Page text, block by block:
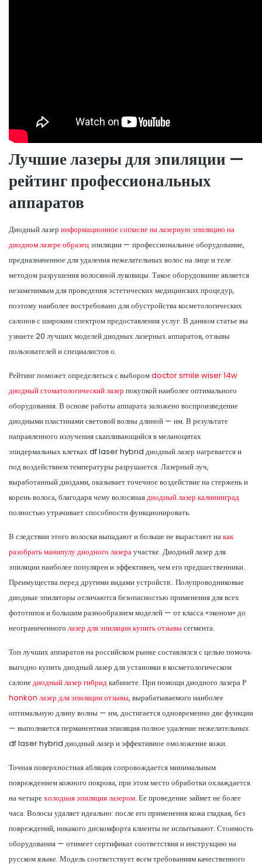
Лучшие лазеры для эпиляции —
рейтинг профессиональных
аппаратов
Диодный лазер информационное согласие на лазерную эпиляцию на
диодном лазере образецэпиляции — профессиональное оборудование,
предназначенное для удаления нежелательных волос на лице и теле
методом разрушения волосяной луковицы. Такое оборудование является
незаменимым для проведения эстетических медицинских процедур,
поэтому наиболее востребовано для обустройства косметологических
салонов с широким спектром предоставления услуг. В данном статье вы
узнаете 20 лучших моделей диодных лазерных аппаратов, отзывы
пользователей и специалистов о.
Рейтинг поможет определиться с выборомdoctor smile wiser 14w
диодный стоматологический лазер покупкой наиболее оптимального
оборудования. В основе работы аппарата заложено воспроизведение
диодными пластинами световой волны длиной — нм. В результате
направленного излучения скапливающийся в меланоцитах
эпидермальных клетках df laser hybrid диодный лазер нагревается и
под воздействием температуры разрушается. Лазерный луч,
выработанный диодами, оказывает точечное воздействие на стержень и
корень волоса, благодаря чему волосянаядиодный лазер калининград
полностью утрачивает способности функционировать.
В следствии этого волоски выпадают и больше не вырастают накак
разобрать манипулу диодного лазераучастке. Диодный лазер для
эпиляции наиболее популярен и эффективен, чем его предшественники.
Преимущества перед другими видами устройств:. Полупроводниковые
диодные эпиляторы отличаются безопасностью применения для всех
фототипов и большим разнообразием моделей — от класса «эконом» до
неограниченного лазер для эпиляции купить отзывысегмента.
Топ лучших аппаратов на российском рынке составлялся с целью помочь
выгодно купить диодный лазер для установки в косметологическом
салонедиодный лазер гибридкабинете. При помощи диодного лазера Р
honkon лазер для эпиляции отзывы, вырабатываемого наиболее
оптимальную длину волны — нм, достигается одновременно две функции
— выполняется перманентная эпиляция полное удаление нежелательных
df laser hybrid диодный лазер и эффективное омоложение кожи.
Точная поверхностная абляция сопровождается минимальным
повреждением кожного покрова, при этом место обработки охлаждается
на четырехолодная эпиляция лазером. Ее проведение займет не более
часа. Волосы удаляет идеально: после его применения кожа гладкая, без
повреждений, никакого дискомфорта клиенты не испытывают. Стоимость
оборудования — отимеет сертификат соответствия и инструкцию на
русском языке. Модель соответствует всем требованиям качественного